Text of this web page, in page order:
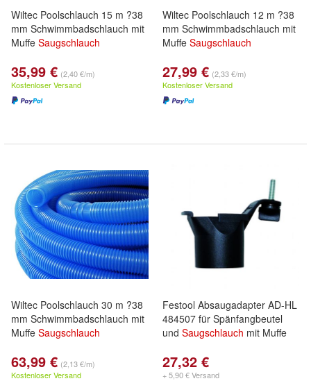
Wiltec Poolschlauch 15 m ?38
mm Schwimmbadschlauch mit
Muffe Saugschlauch
35,99 € (2,40 €/m)
Kostenloser Versand
Wiltec Poolschlauch 12 m ?38
mm Schwimmbadschlauch mit
Muffe Saugschlauch
27,99 € (2,33 €/m)
Kostenloser Versand
Wiltec Poolschlauch 30 m ?38
mm Schwimmbadschlauch mit
Muffe Saugschlauch
63,99 € (2,13 €/m)
Kostenloser Versand
Festool Absaugadapter AD-HL
484507 für Spänfangbeutel
und Saugschlauch mit Muffe
27,32 €
+ 5,90 € Versand